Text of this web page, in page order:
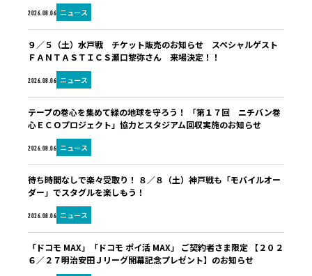
2026.08.06 ニュース
2026.08.06 ニュース
９／５（土）水戸戦 チケット販売のお知らせ スペシャルゲスト
ＦＡＮＴＡＳＴＩＣＳ瀬口黎弥さん 来場決定！！
2026.08.06 ニュース
テープの巻心を集めて緑の地球を守ろう！ 「第１７回 ニチバン巻
心ＥＣＯプロジェクト」協力とスタジアム回収実施のお知らせ
2026.08.06 ニュース
待ち時間なしで楽々受取り！ ８／８（土）神戸戦も「モバイルオー
ダー」でスタグルを楽しもう！
「ドコモ MAX」「ドコモ ポイ活 MAX」 ご契約者さま限定 【２０２
６／２７明治安田Ｊリーグ開幕記念プレゼント】のお知らせ